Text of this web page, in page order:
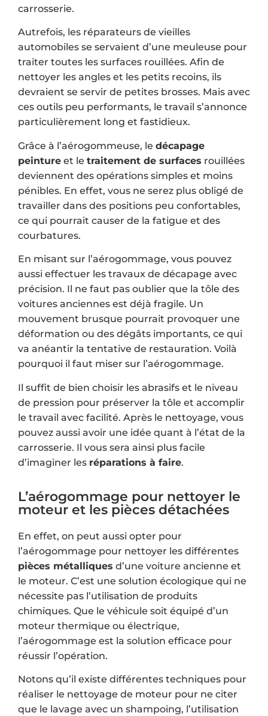
carrosserie.
Autrefois, les réparateurs de vieilles
automobiles se servaient d’une meuleuse pour
traiter toutes les surfaces rouillées. Afin de
nettoyer les angles et les petits recoins, ils
devraient se servir de petites brosses. Mais avec
ces outils peu performants, le travail s’annonce
particulièrement long et fastidieux.
Grâce à l’aérogommeuse, le décapage
peinture et le traitement de surfaces rouillées
deviennent des opérations simples et moins
pénibles. En effet, vous ne serez plus obligé de
travailler dans des positions peu confortables,
ce qui pourrait causer de la fatigue et des
courbatures.
En misant sur l’aérogommage, vous pouvez
aussi effectuer les travaux de décapage avec
précision. Il ne faut pas oublier que la tôle des
voitures anciennes est déjà fragile. Un
mouvement brusque pourrait provoquer une
déformation ou des dégâts importants, ce qui
va anéantir la tentative de restauration. Voilà
pourquoi il faut miser sur l’aérogommage.
Il suffit de bien choisir les abrasifs et le niveau
de pression pour préserver la tôle et accomplir
le travail avec facilité. Après le nettoyage, vous
pouvez aussi avoir une idée quant à l’état de la
carrosserie. Il vous sera ainsi plus facile
d’imaginer les réparations à faire.
L’aérogommage pour nettoyer le
moteur et les pièces détachées
En effet, on peut aussi opter pour
l’aérogommage pour nettoyer les différentes
pièces métalliques d’une voiture ancienne et
le moteur. C’est une solution écologique qui ne
nécessite pas l’utilisation de produits
chimiques. Que le véhicule soit équipé d’un
moteur thermique ou électrique,
l’aérogommage est la solution efficace pour
réussir l’opération.
Notons qu’il existe différentes techniques pour
réaliser le nettoyage de moteur pour ne citer
que le lavage avec un shampoing, l’utilisation